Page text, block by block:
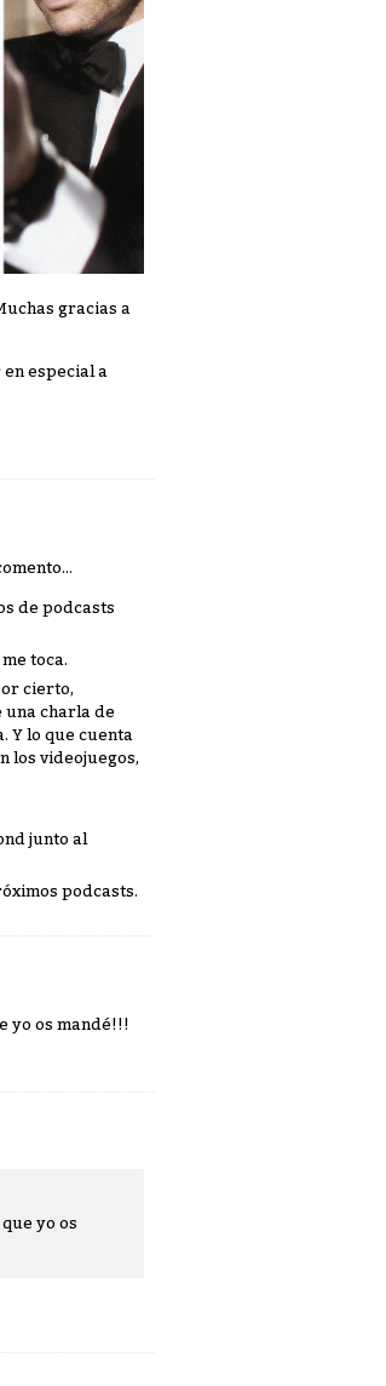
gracias a
en especial a
de podcasts
toca.
cierto,
una charla de
Y lo que cuenta
los videojuegos,
junto al
podcasts.
yo os mandé!!!
yo os